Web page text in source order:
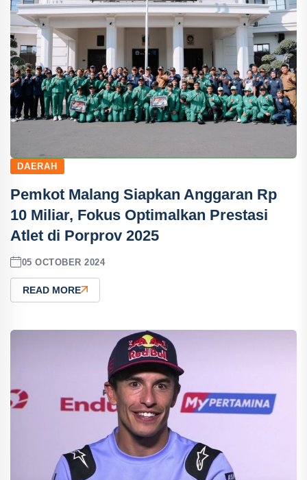
DAERAH
Pemkot Malang Siapkan Anggaran Rp
10 Miliar, Fokus Optimalkan Prestasi
Atlet di Porprov 2025
05 OCTOBER 2024
READ MORE